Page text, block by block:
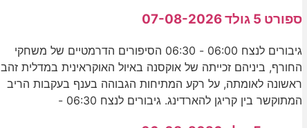
ספורט 5 גולד 07-08-2026
גיבורים לנצח 06:00 - 06:30 הסיפורים הדרמטיים של משחקי
החורף, ביניהם זכייתה של אוקסנה באיול האוקראינית במדלית זהב
ראשונה לאומתה, על רקע המתיחות הגבוהה בענף בעקבות הריב
המתוקשר בין קריגן להארדינג. גיבורים לנצח 06:30 -